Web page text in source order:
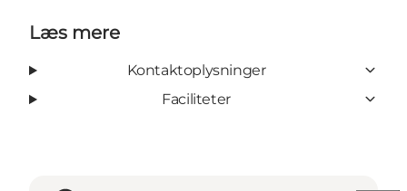
Læs mere
Kontaktoplysninger
Faciliteter